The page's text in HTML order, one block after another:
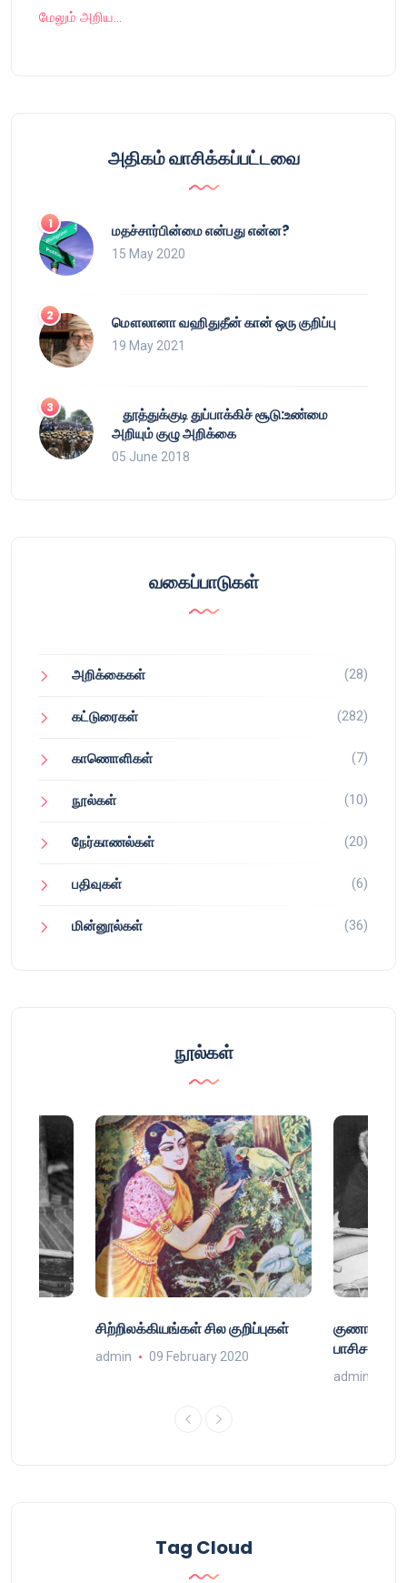
மேலும் அறிய…
அதிகம் வாசிக்கப்பட்டவை
மதச்சார்பின்மை என்பது என்ன?
15 May 2020
மௌலானா வஹிதுதீன் கான் ஒரு குறிப்பு
19 May 2021
தூத்துக்குடி துப்பாக்கிச் சூடு:உண்மை
அறியும் குழு அறிக்கை
05 June 2018
வகைப்பாடுகள்
அறிக்கைகள் (28)
கட்டுரைகள் (282)
காணொளிகள் (7)
நூல்கள் (10)
நேர்காணல்கள் (20)
பதிவுகள் (6)
மின்னூல்கள் (36)
நூல்கள்
சிற்றிலக்கியங்கள் சில குறிப்புகள்
admin 09 February 2020
குணா :
admin
Tag Cloud